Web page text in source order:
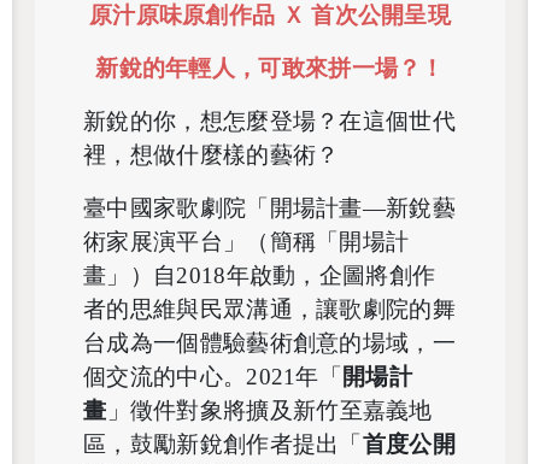
原汁原味原創作品 Ｘ 首次公開呈現
新銳的年輕人，可敢來拼一場？！
新銳的你，想怎麼登場？在這個世代
裡，想做什麼樣的藝術？
臺中國家歌劇院「開場計畫—新銳藝
術家展演平台」（簡稱「開場計
畫」）自2018年啟動，企圖將創作
者的思維與民眾溝通，讓歌劇院的舞
台成為一個體驗藝術創意的場域，一
個交流的中心。2021年「 開場計
畫 」徵件對象將擴及新竹至嘉義地
區，鼓勵新銳創作者提出「 首度公開